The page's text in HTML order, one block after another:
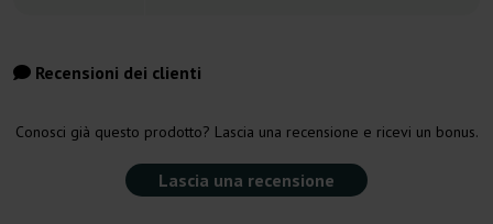
Recensioni dei clienti
Conosci già questo prodotto? Lascia una recensione e ricevi un bonus.
Lascia una recensione